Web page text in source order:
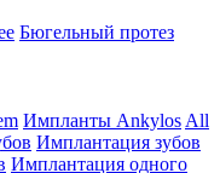
Бюгельный протез
Импланты Ankylos All
Имплантация зубов
Имплантация одного